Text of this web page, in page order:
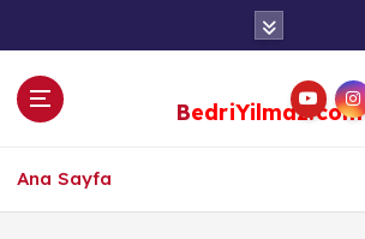
BedriYilmaz.com
Ana Sayfa